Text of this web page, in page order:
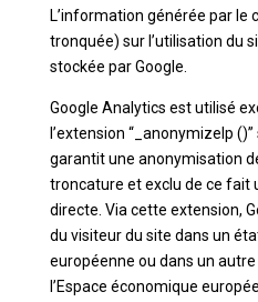
L’information générée par le
tronquée) sur l’utilisation du
stockée par Google.
Google Analytics est utilisé
l’extension “_anonymizeIp
garantit une anonymisation
troncature et exclu de ce fait
directe. Via cette extension,
du visiteur du site dans un
européenne ou dans un
l’Espace économique